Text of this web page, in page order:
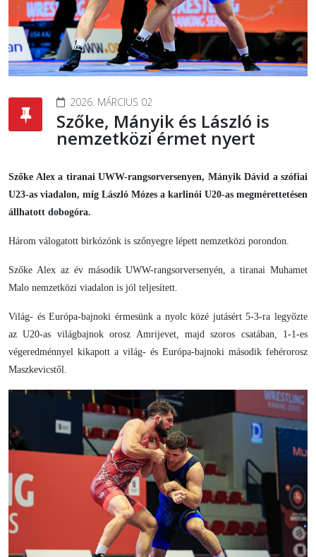
2026. MÁRCIUS 02
Szőke, Mányik és László is
nemzetközi érmet nyert
Szőke Alex a tiranai UWW-rangsorversenyen, Mányik Dávid a szófiai
U23-as viadalon, míg László Mózes a karlinói U20-as megmérettetésen
állhatott dobogóra.
Három válogatott birkózónk is szőnyegre lépett nemzetközi porondon.
Szőke Alex az év második UWW-rangsorversenyén, a tiranai Muhamet
Malo nemzetközi viadalon is jól teljesített.
Világ- és Európa-bajnoki érmesünk a nyolc közé jutásért 5-3-ra legyőzte
az U20-as világbajnok orosz Amrijevet, majd szoros csatában, 1-1-es
végeredménnyel kikapott a világ- és Európa-bajnoki második fehérorosz
Maszkevicstől.